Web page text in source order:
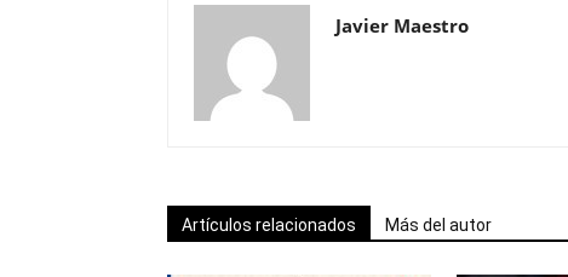
Javier Maestro
Artículos relacionados Más del autor